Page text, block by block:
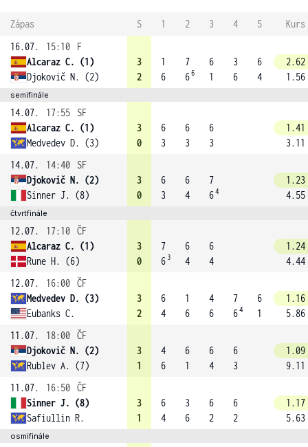
Zápas S 1 2 3 4 5
Kurs
16.07.
15:10
F
Alcaraz C. (1)
Djokovič N. (2)
3
2
1
6
7
66
6
1
3
6
6
4
2.62
1.56
semifinále
14.07. 17:55
SF
Alcaraz C. (1)
Medvedev D. (3)
3
0
6
3
6
3
6
3
1.41
3.11
14.07.
14:40
SF
Djokovič N. (2)
Sinner J. (8)
3
0
6
3
6
4
7
64
1.23
4.55
čtvrtfinále
12.07. 17:10 ČF
Alcaraz C. (1)
Rune H. (6)
3
0
7
6 3
6
4
6
4
1.24
4.44
12.07.
16:00 ČF
Medvedev D. (3)
Eubanks C.
3
2
6
4
1
6
4
6
7
64
6
1
1.16
5.86
11.07.
18:00 ČF
Djokovič N. (2)
Rublev A. (7)
3
1
4
6
6
1
6
4
6
3
1.09
9.11
11.07.
16:50 ČF
Sinner J. (8)
Safiullin R.
3
1
6
4
3
6
6
2
6
2
1.17
5.63
osmifinále